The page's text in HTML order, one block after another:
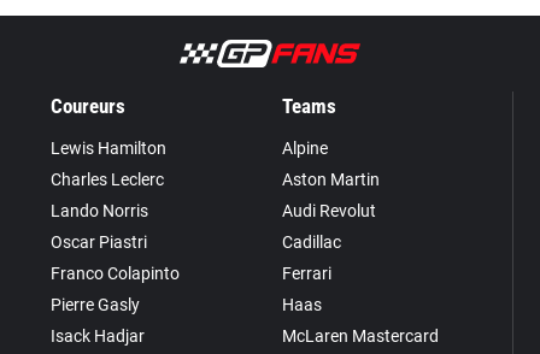
Coureurs
Lewis Hamilton
Charles Leclerc
Lando Norris
Oscar Piastri
Franco Colapinto
Pierre Gasly
Isack Hadjar
Teams
Alpine
Aston Martin
Audi Revolut
Cadillac
Ferrari
Haas
McLaren Mastercard